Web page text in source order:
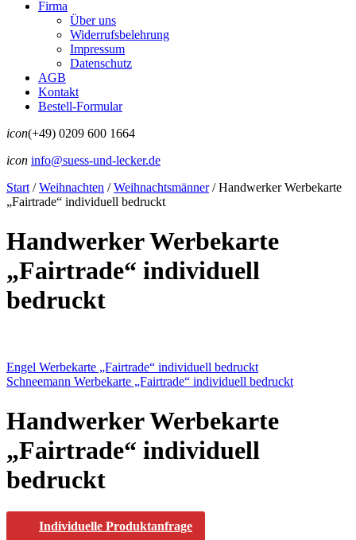
Firma
Über uns
Widerrufsbelehrung
Impressum
Datenschutz
AGB
Kontakt
Bestell-Formular
icon(+49) 0209 600 1664
icon info@suess-und-lecker.de
Start / Weihnachten / Weihnachtsmänner /Handwerker Werbekarte
„Fairtrade“ individuell bedruckt
Handwerker Werbekarte
„Fairtrade“ individuell
bedruckt
Engel Werbekarte „Fairtrade“ individuell bedruckt
Schneemann Werbekarte „Fairtrade“ individuell bedruckt
Handwerker Werbekarte
„Fairtrade“ individuell
bedruckt
Individuelle Produktanfrage